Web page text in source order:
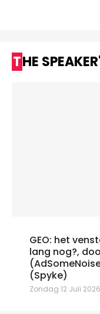
THE
GEO: het
lang nog?,
(Spyke)
Zondag 12 Juli 2026